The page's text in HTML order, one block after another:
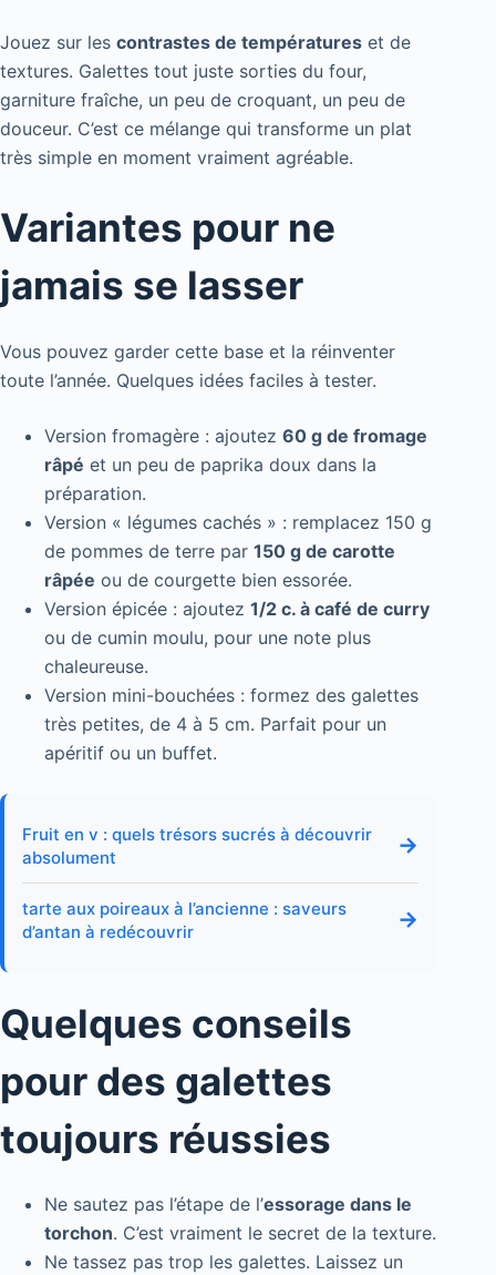
Jouez sur les contrastes de températures et de
textures. Galettes tout juste sorties du four,
garniture fraîche, un peu de croquant, un peu de
douceur. C’est ce mélange qui transforme un plat
très simple en moment vraiment agréable.
Variantes pour ne
jamais se lasser
Vous pouvez garder cette base et la réinventer
toute l’année. Quelques idées faciles à tester.
Version fromagère : ajoutez 60 g de fromage
râpé et un peu de paprika doux dans la
préparation.
Version « légumes cachés » : remplacez 150 g
de pommes de terre par 150 g de carotte
râpée ou de courgette bien essorée.
Version épicée : ajoutez 1/2 c. à café de curry
ou de cumin moulu, pour une note plus
chaleureuse.
Version mini-bouchées : formez des galettes
très petites, de 4 à 5 cm. Parfait pour un
apéritif ou un buffet.
Fruit en v : quels trésors sucrés à découvrir
absolument
→
tarte aux poireaux à l’ancienne : saveurs
d’antan à redécouvrir
→
Quelques conseils
pour des galettes
toujours réussies
Ne sautez pas l’étape de l’essorage dans le
torchon. C’est vraiment le secret de la texture.
Ne tassez pas trop les galettes. Laissez un